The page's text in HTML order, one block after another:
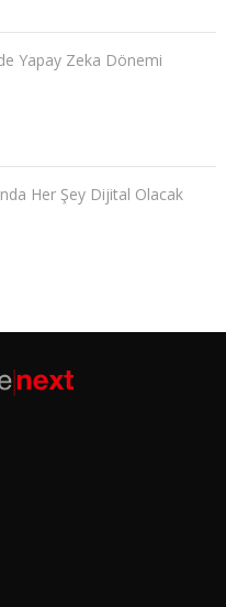
Yapay Zeka Dönemi
Her Şey Dijital Olacak